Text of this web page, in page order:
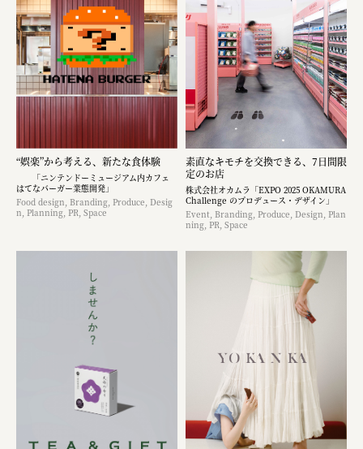
“娯楽”から考える、新たな食体験
「ニンテンドーミュージアム内カフェ
はてなバーガー業態開発」
Food design, Branding, Produce, Desig
n, Planning, PR, Space
素直なキモチを交換できる、7日間限
定のお店
株式会社オカムラ「EXPO 2025 OKAMURA
Challenge のプロデュース・デザイン」
Event, Branding, Produce, Design, Plan
ning, PR, Space